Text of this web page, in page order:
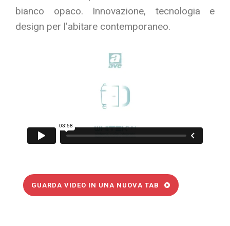
bianco opaco. Innovazione, tecnologia e
design per l’abitare contemporaneo.
GUARDA VIDEO IN UNA NUOVA TAB